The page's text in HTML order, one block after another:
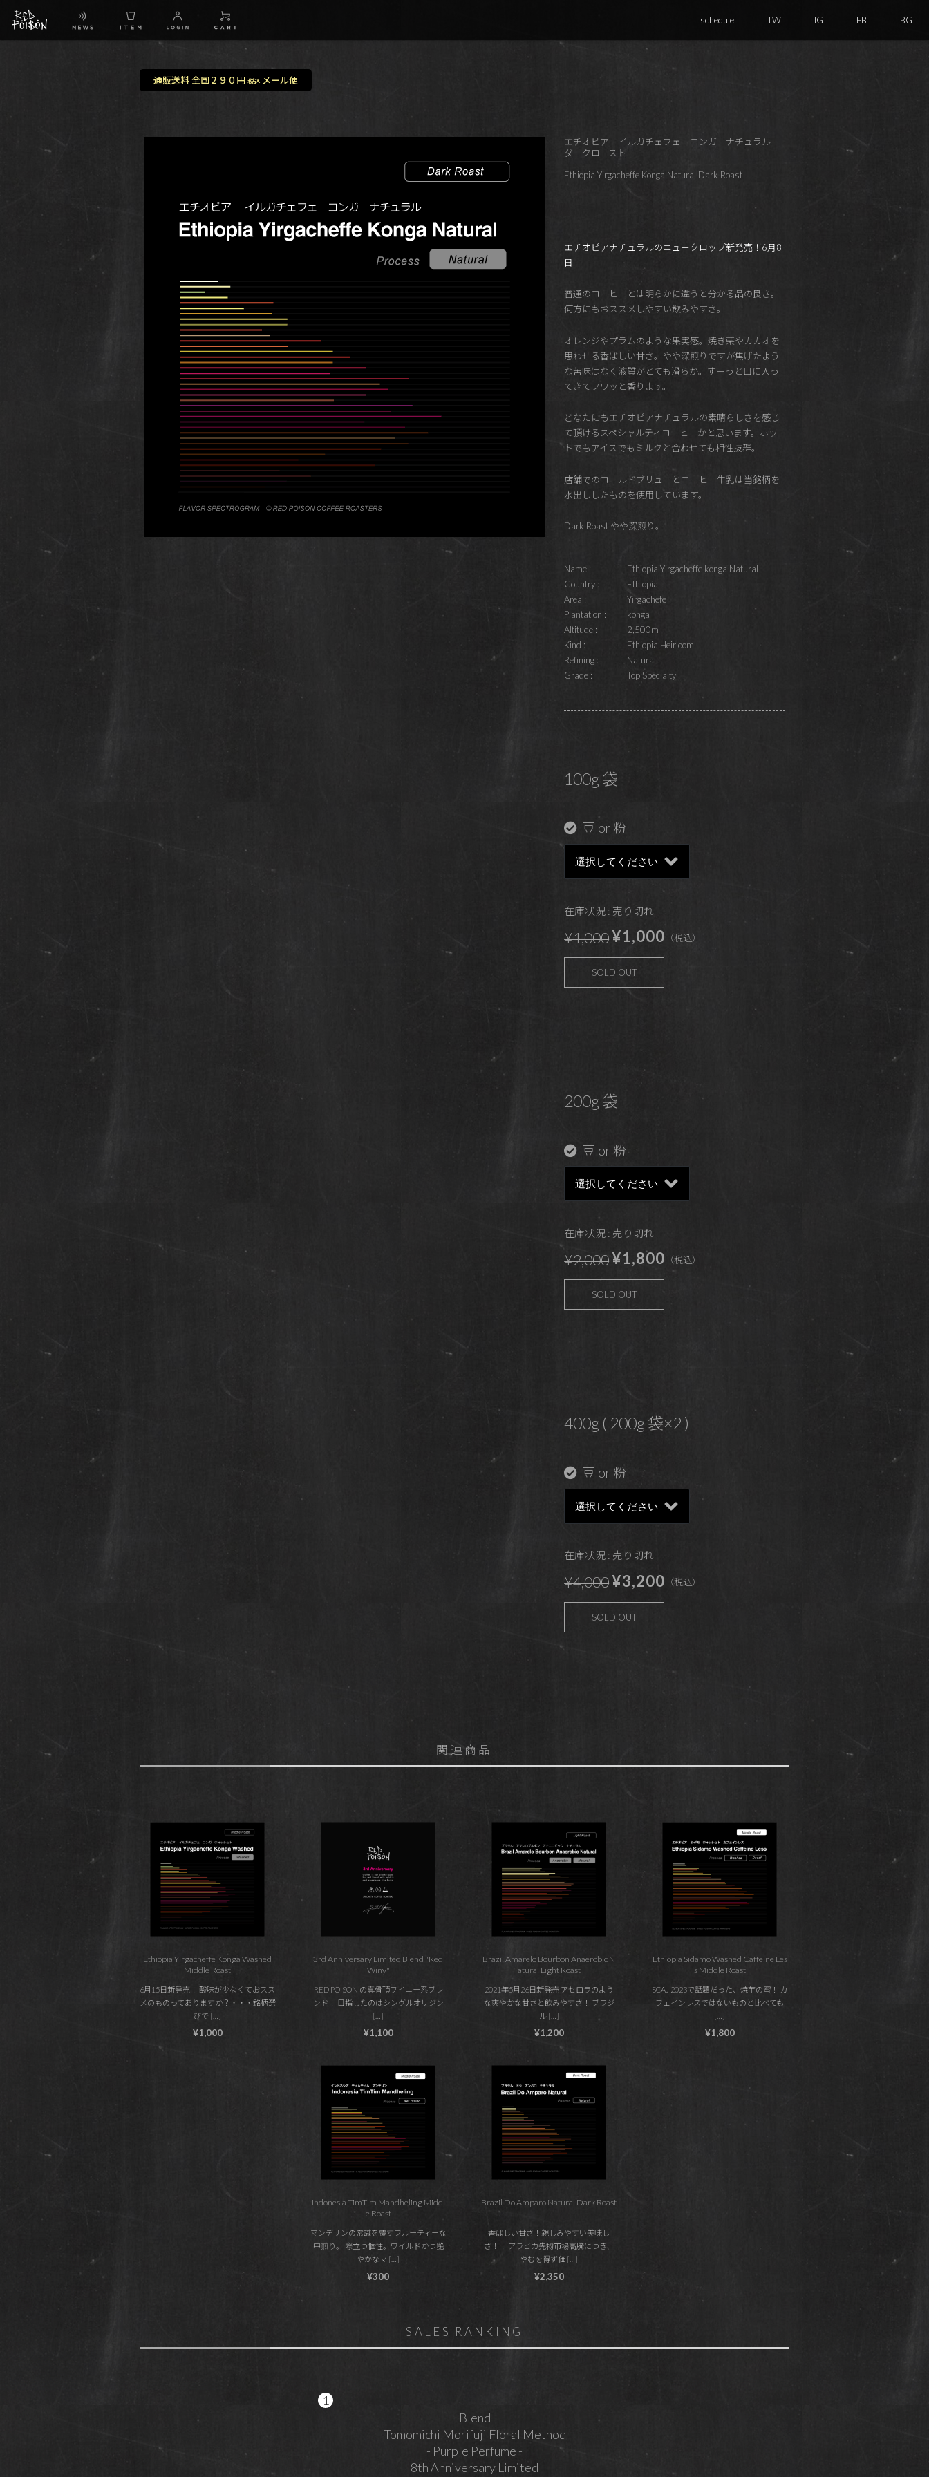
schedule TW IG FB BG
通販送料 全国２９０円 税込メール便
エチオピア イルガチェフェ コンガ ナチュラル
ダークロースト
Ethiopia Yirgacheffe Konga Natural Dark Roast
エチオピアナチュラルのニュークロップ新発売！6月8
日
普通のコーヒーとは明らかに違うと分かる品の良さ。
何方にもおススメしやすい飲みやすさ。
オレンジやプラムのような果実感。焼き栗やカカオを
思わせる香ばしい甘さ。やや深煎りですが焦げたよう
な苦味はなく液質がとても滑らか。すーっと口に入っ
てきてフワッと香ります。
どなたにもエチオピアナチュラルの素晴らしさを感じ
て頂けるスペシャルティコーヒーかと思います。ホッ
トでもアイスでもミルクと合わせても相性抜群。
店舗でのコールドブリューとコーヒー牛乳は当銘柄を
水出ししたものを使用しています。
Dark Roast やや深煎り。
Name :
Ethiopia Yirgacheffe konga Natural
Country :
Ethiopia
Area :
Yirgachefe
Plantation :
konga
Altitude :
2,500m
Kind :
Ethiopia Heirloom
Refining :
Natural
Grade :
Top Specialty
100g 袋
豆 or 粉
在庫状況 : 売り切れ
¥1,000¥1,000 （税込）
SOLD OUT
200g 袋
豆 or 粉
在庫状況 : 売り切れ
¥2,000¥1,800 （税込）
SOLD OUT
400g ( 200g 袋×2 )
豆 or 粉
在庫状況 : 売り切れ
¥4,000¥3,200 （税込）
SOLD OUT
関連商品
Ethiopia Yirgacheffe Konga Washed
Middle Roast
6月15日新発売！ 酸味が少なくておスス
メのものってありますか？・・・銘柄選
びで […]
¥1,000
3rd Anniversary Limited Blend "Red
Winy"
RED POISON の真骨頂ワイニー系ブレ
ンド！ 目指したのはシングルオリジン
[…]
¥1,100
Brazil Amarelo Bourbon Anaerobic N
atural Light Roast
2021年5月26日新発売 アセロラのよう
な爽やかな甘さと飲みやすさ！ ブラジ
ル […]
¥1,200
Ethiopia Sidamo Washed Caffeine Les
s Middle Roast
SCAJ 2023で話題だった、焼芋の蜜！ カ
フェインレスではないものと比べても
[…]
¥1,800
Indonesia TimTim Mandheling Middl
e Roast
マンデリンの常識を覆すフルーティーな
中煎り。 際立つ個性。ワイルドかつ艶
やかなマ […]
¥300
Brazil Do Amparo Natural Dark Roast
香ばしい甘さ！親しみやすい美味し
さ！！ アラビカ先物市場高騰につき、
やむを得ず価 […]
¥2,350
SALES RANKING
Blend
Tomomichi Morifuji Floral Method
- Purple Perfume -
8th Anniversary Limited